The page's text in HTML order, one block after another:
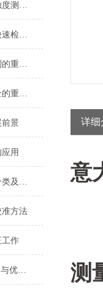
从浑浊到清澈：全面解析浊度测定仪在水质监测中的关键角色
浊度测定仪：水体污染的快速检测仪器
浊度测定仪：提高水质监测的重要工具
浊度测定仪：保障水质安全的重要设备
前景
用
介绍浊度测定仪的原理、分类及应用
方法
工作
全自动PAC加药装置的应用与优势分析
详细
意
测